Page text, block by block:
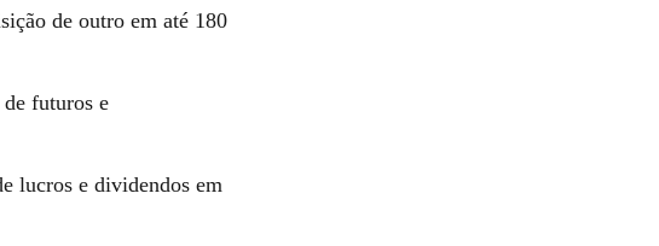
de outro em até 180
futuros e
lucros e dividendos em